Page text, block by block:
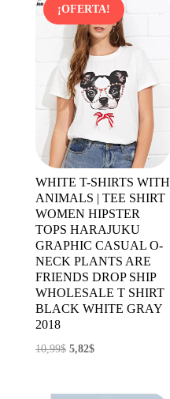
era:
8,29$.
es:
4,56$.
¡OFERTA!
WHITE T-SHIRTS WITH
ANIMALS | TEE SHIRT
WOMEN HIPSTER
TOPS HARAJUKU
GRAPHIC CASUAL O-
NECK PLANTS ARE
FRIENDS DROP SHIP
WHOLESALE T SHIRT
BLACK WHITE GRAY
2018
10,99$ El
5,82$El